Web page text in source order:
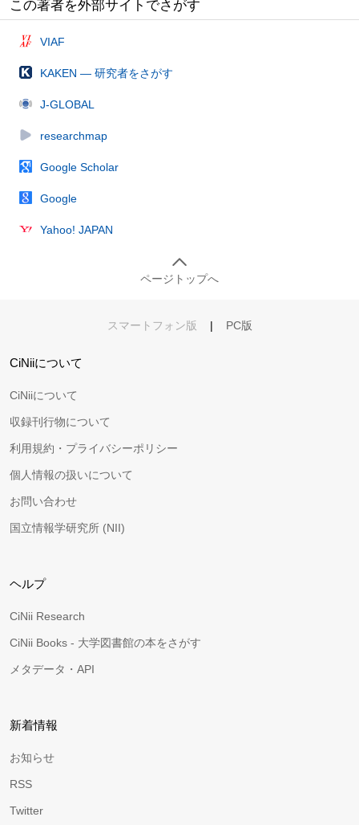
この著者を外部サイトでさがす
VIAF
KAKEN — 研究者をさがす
J-GLOBAL
researchmap
Google Scholar
Google
Yahoo! JAPAN
ページトップへ
スマートフォン版 | PC版
CiNiiについて
CiNiiについて
収録刊行物について
利用規約・プライバシーポリシー
個人情報の扱いについて
お問い合わせ
国立情報学研究所 (NII)
ヘルプ
CiNii Research
CiNii Books - 大学図書館の本をさがす
メタデータ・API
新着情報
お知らせ
RSS
Twitter